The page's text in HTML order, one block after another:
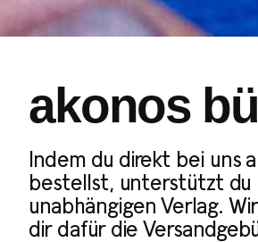
akonos
Indem du direkt bei uns
bestellst, unterstützt du
unabhängigen Verlag.
dir dafür die